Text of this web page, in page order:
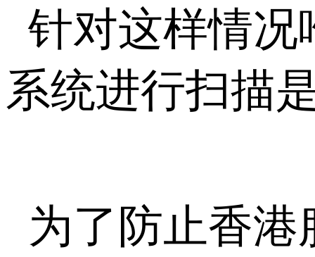
针对这样情况
系统进行扫描
为了防止香